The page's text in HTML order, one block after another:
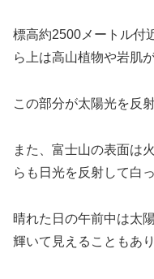
標高約2500メートル付
ら上は高山植物や岩肌
この部分が太陽光を反
また、富士山の表面は
らも日光を反射して白
晴れた日の午前中は太
輝いて見えることもあり